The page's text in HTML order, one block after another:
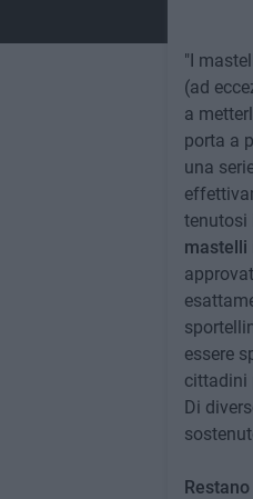
"I
(ad
a
porta a
una
tenutosi
mastelli
essere
cittadini
Di